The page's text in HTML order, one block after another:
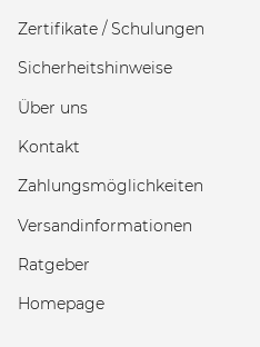
Zertifikate / Schulungen
Sicherheitshinweise
Über uns
Kontakt
Zahlungsmöglichkeiten
Versandinformationen
Ratgeber
Homepage